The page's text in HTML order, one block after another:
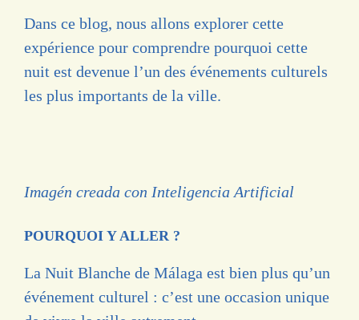
Dans ce blog, nous allons explorer cette
expérience pour comprendre pourquoi cette
nuit est devenue l’un des événements culturels
les plus importants de la ville.
Imagén creada con Inteligencia Artificial
POURQUOI Y ALLER ?
La Nuit Blanche de Málaga est bien plus qu’un
événement culturel : c’est une occasion unique